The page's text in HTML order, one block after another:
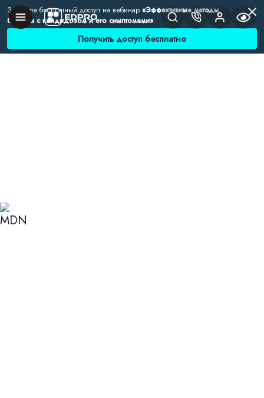
Заберите бесплатный доступ на вебинар «Эффективные методы
борьбы с кандидозом и его симптомами»
Получить доступ бесплатно